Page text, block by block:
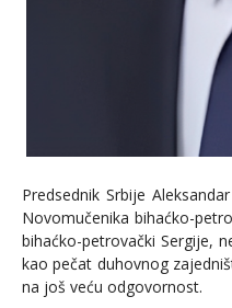
Predsednik Srbije
Novomučenika bihaćko-
bihaćko-petrovački Sergije,
kao pečat duhovnog
na još veću odgovornost.